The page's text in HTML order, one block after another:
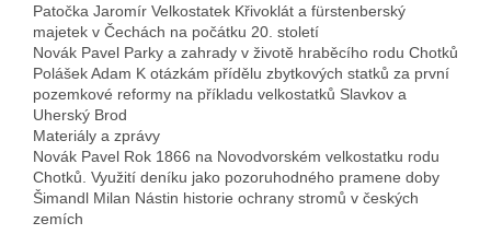
Patočka Jaromír Velkostatek Křivoklát a fürstenberský
majetek v Čechách na počátku 20. století
Novák Pavel Parky a zahrady v životě hraběcího rodu Chotků
Polášek Adam K otázkám přídělu zbytkových statků za první
pozemkové reformy na příkladu velkostatků Slavkov a
Uherský Brod
Materiály a zprávy
Novák Pavel Rok 1866 na Novodvorském velkostatku rodu
Chotků. Využití deníku jako pozoruhodného pramene doby
Šimandl Milan Nástin historie ochrany stromů v českých
zemích